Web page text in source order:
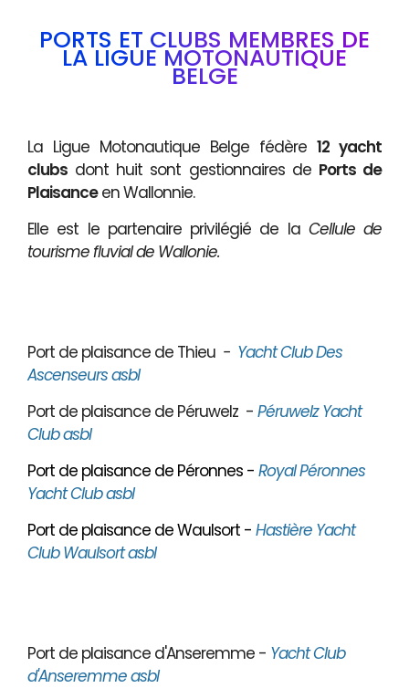
PORTS ET CLUBS MEMBRES DE
LA LIGUE MOTONAUTIQUE
BELGE
La Ligue Motonautique Belge fédère 12 yacht
clubs dont huit sont gestionnaires de Ports de
Plaisanceen Wallonnie.
Elle est le partenaire privilégié de la Cellule de
tourisme fluvial de Wallonie.
Port de plaisance de Thieu - Yacht Club Des
Ascenseurs asbl
Port de plaisance de Péruwelz - Péruwelz Yacht
Club asbl
Port de plaisance de Péronnes - Royal Péronnes
Yacht Club asbl
Port de plaisance de Waulsort - Hastière Yacht
Club Waulsort asbl
Port de plaisance d'Anseremme - Yacht Club
d'Anseremme asbl